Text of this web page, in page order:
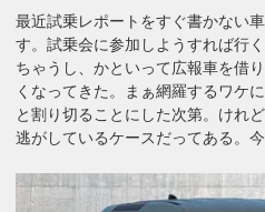
最近試乗レポートをすぐ書かない
す。試乗会に参加しようすれば行
ちゃうし、かといって広報車を借
くなってきた。まぁ網羅するワケ
と割り切ることにした次第。けれ
逃がしているケースだってある。